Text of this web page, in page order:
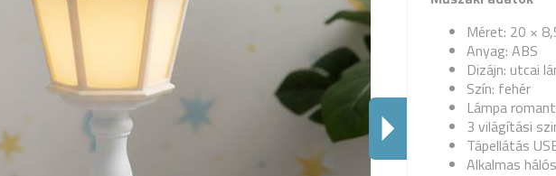
Méret: 20 ×
Anyag: ABS
Dizájn: utcai
Szín: fehér
Lámpa
3 világítási
Tápellátás
Alkalmas